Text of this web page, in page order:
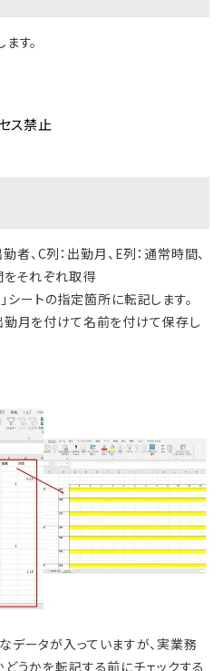
す。
ス禁止
者、C列：出勤月、E列：通常時間、
をそれぞれ取得
シートの指定箇所に転記します。
月を付けて名前を付けて保存し
データが入っていますが、実業務
うかを転記する前にチェックする